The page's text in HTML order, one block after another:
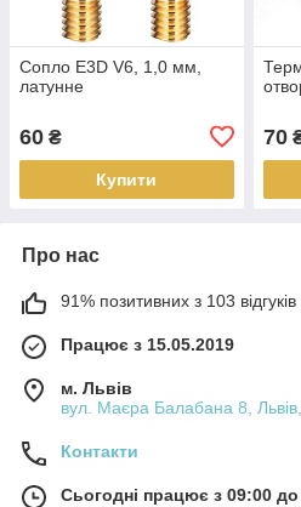
Сопло E3D V6, 1,0 мм,
латунне
60 ₴
Купити
70
Про нас
91% позитивних з 103 відгуків
Працює з 15.05.2019
м. Львів
вул. Маєра Балабана 8,
Контакти
Сьогодні працює з 09:00